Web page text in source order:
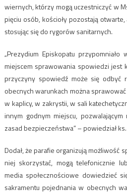
wiernych, którzy mogą uczestniczyć w
pięciu osób, kościoły pozostają
stosując się do rygorów sanitarnych.
„Prezydium Episkopatu przypomniało
miejscem sprawowania spowiedzi jest
przyczyny spowiedź może się odbyć
obecnych warunkach można
w kaplicy, w zakrystii, w sali
innym godnym miejscu,
zasad bezpieczeństwa” – powiedział
Dodał, że parafie organizują możliwość
niej skorzystać, mogą telefonicznie
media społecznościowe dowiedzieć
sakramentu pojednania w obecnych